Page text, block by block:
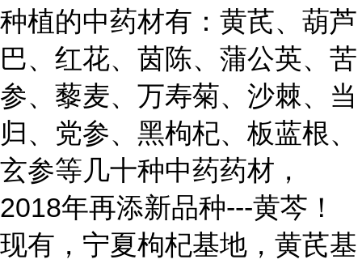
种植的中药材有：黄芪、葫芦
巴、红花、茵陈、蒲公英、苦
参、藜麦、万寿菊、沙棘、当
归、党参、黑枸杞、板蓝根、
玄参等几十种中药药材，
2018年再添新品种---黄芩！
现有，宁夏枸杞基地，黄芪基